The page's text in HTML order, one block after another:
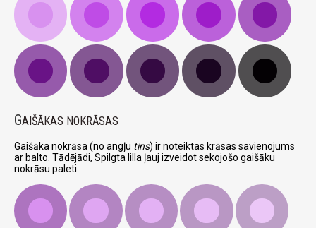
GAIŠĀKAS NOKRĀSAS
Gaišāka nokrāsa (no angļu tins) ir noteiktas krāsas savienojums
ar balto. Tādējādi, Spilgta lilla ļauj izveidot sekojošo gaišāku
nokrāsu paleti: